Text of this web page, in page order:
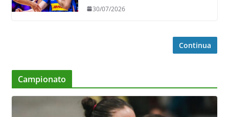
30/07/2026
Continua
Campionato